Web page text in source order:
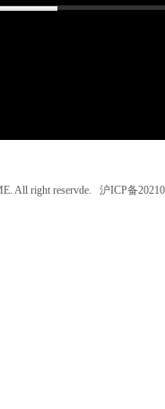
All right reservde. 沪ICP备